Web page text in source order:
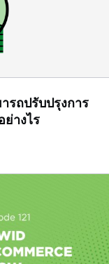
รถปรับปรุงการ
างไร